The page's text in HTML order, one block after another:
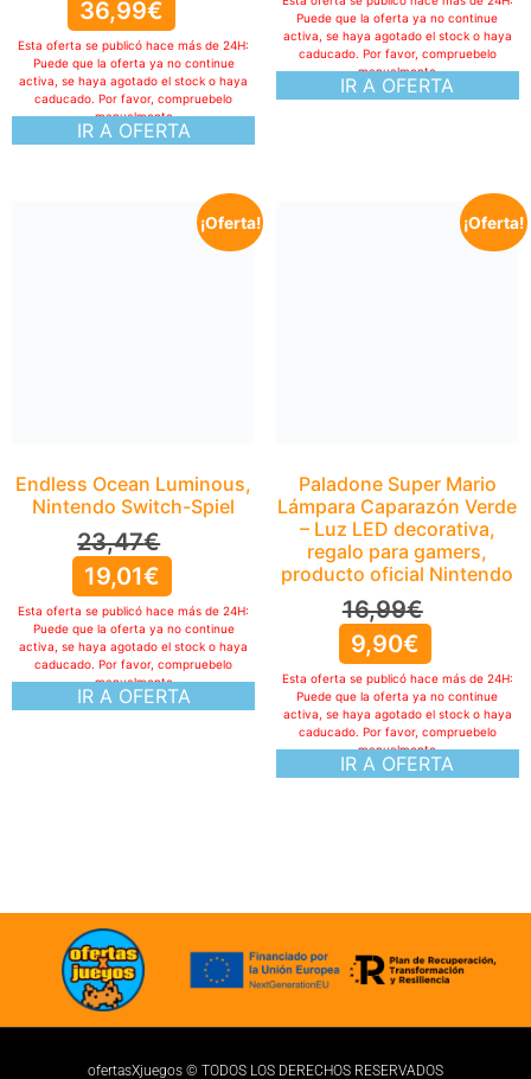
36,99€
IR A OFERTA
Esta oferta se publicó hace más de 24H:
Puede que la oferta ya no continue
activa, se haya agotado el stock o haya
caducado. Por favor, compruebelo
manualmente
IR A OFERTA
Puede que la oferta ya no continue
activa, se haya agotado el stock o haya
caducado. Por favor, compruebelo
manualmente
¡Oferta!
Endless Ocean Luminous,
¡Oferta!
Paladone Super Mario
Lámpara Caparazón Verde
– Luz LED decorativa,
regalo para gamers,
producto oficial Nintendo
16,99€
9,90€
IR A OFERTA
Esta oferta se publicó hace más de 24H:
Puede que la oferta ya no continue
activa, se haya agotado el stock o haya
caducado. Por favor, compruebelo
manualmente
ofertasXjuegos © TODOS LOS DERECHOS RESERVADOS